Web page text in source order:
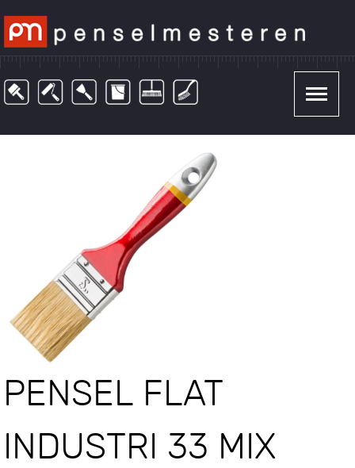
PENSEL FLAT
INDUSTRI 33 MIX